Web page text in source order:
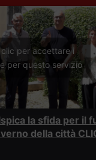
clic per accettare i
per questo servizio
la sfida per il
della città